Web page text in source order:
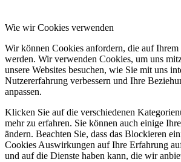
Wie wir Cookies verwenden
Wir können Cookies anfordern, die auf Ihrem
werden. Wir verwenden Cookies, um uns
unsere Websites besuchen, wie Sie mit uns
Nutzererfahrung verbessern und Ihre
anpassen.
Klicken Sie auf die verschiedenen
mehr zu erfahren. Sie können auch einige
ändern. Beachten Sie, dass das Blockieren
Cookies Auswirkungen auf Ihre Erfahrung
und auf die Dienste haben kann, die wir